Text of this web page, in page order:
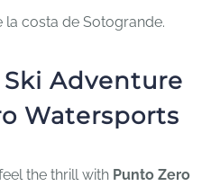
costa de Sotogrande.
Adventure
Watersports
the thrill with Punto Zero